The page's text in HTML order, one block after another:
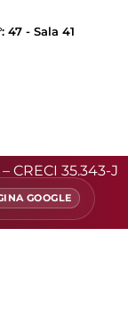
47 - Sala 41
CRECI 35.343-J
GOOGLE